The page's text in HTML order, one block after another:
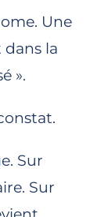
Une
la
».
Sur
Sur